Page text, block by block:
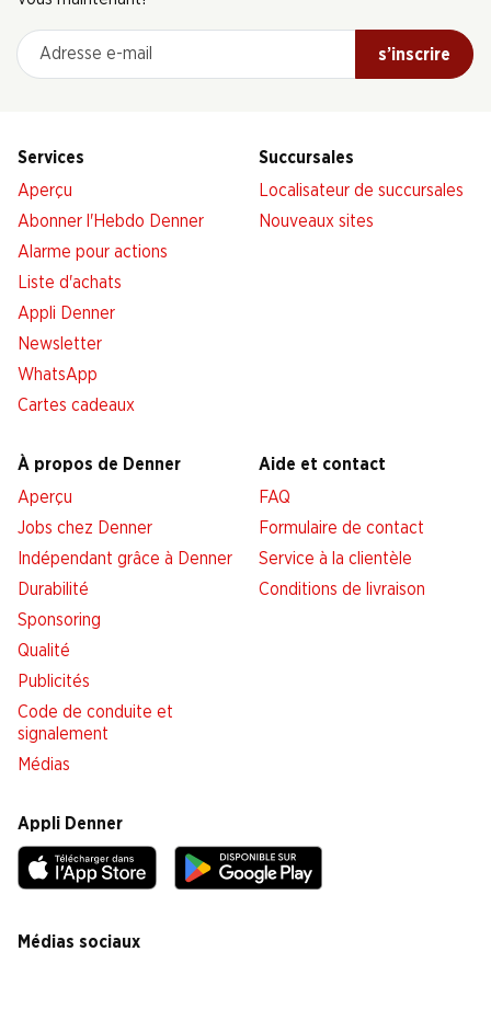
Adresse e-mail
s’inscrire
Services
Aperçu
Abonner l'Hebdo Denner
Alarme pour actions
Liste d'achats
Appli Denner
Newsletter
WhatsApp
Cartes cadeaux
Succursales
Localisateur de succursales
Nouveaux sites
À propos de Denner
Aperçu
Jobs chez Denner
Indépendant grâce à Denner
Durabilité
Sponsoring
Qualité
Publicités
Code de conduite et
signalement
Médias
Aide et contact
FAQ
Formulaire de contact
Service à la clientèle
Conditions de livraison
Appli Denner
Médias sociaux